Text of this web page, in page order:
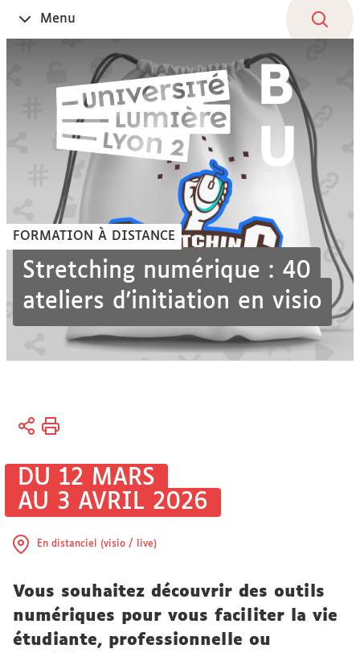
Ouvrir
le
Menu
FORMATION À DISTANCE
Stretching numérique : 40
ateliers d'initiation en visio
Vous
Accueil
DU 12 MARS
AU 3 AVRIL 2026
En distanciel (visio / live)
Vous souhaitez découvrir des outils
numériques pour vous faciliter la vie
étudiante, professionnelle ou